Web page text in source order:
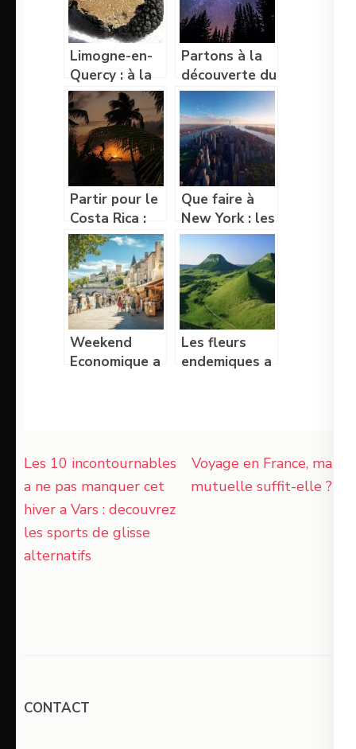
Limogne-en-
Quercy : à la
découverte
des dolmens
Partons à la
découverte du
Parc Naturel
Régional des
Causses du
Quercy
Partir pour le
Costa Rica :
une bonne
idée pour les
vacances
Que faire à
New York : les
incontournables
pour un séjour
réussi
Weekend
Economique a
Les fleurs
endemiques a
Cantal
Navigation
de
l’article
Les 10 incontournables
a ne pas manquer cet
hiver a Vars : decouvrez
les sports de glisse
alternatifs
Voyage en France, ma
mutuelle suffit-elle ?
CONTACT